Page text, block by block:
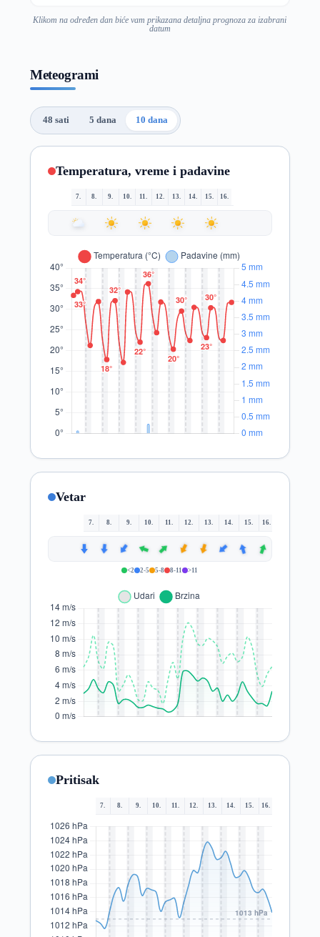
Klikom na određen dan biće vam prikazana detaljna prognoza za izabrani
datum
Meteogrami
48 sati 5 dana 10 dana
Temperatura, vreme i padavine
7. 8. 9. 10. 11. 12. 13. 14. 15. 16.
Vetar
7. 8. 9. 10. 11. 12. 13. 14. 15. 16.
Pritisak
7. 8. 9. 10. 11. 12. 13. 14. 15. 16.